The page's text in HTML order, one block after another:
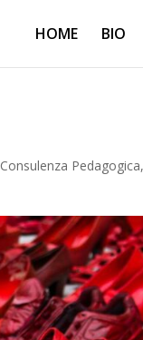
HOME BIO
Consulenza Pedagogica,